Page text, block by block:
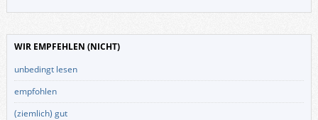
WIR EMPFEHLEN (NICHT)
unbedingt lesen
empfohlen
(ziemlich) gut